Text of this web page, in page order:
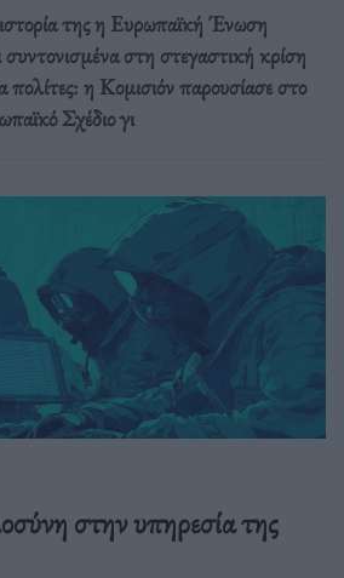
της η Ευρωπαϊκή Ένωση
συντονισμένα στη στεγαστική κρίση
πολίτες: η Κομισιόν παρουσίασε στο
Σχέδιο γι
στην υπηρεσία της